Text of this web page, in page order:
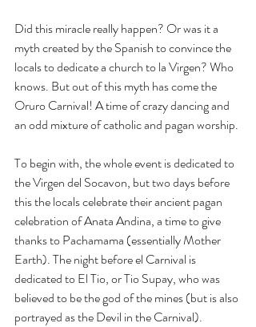
Did this miracle really happen? Or was it a
myth created by the Spanish to convince the
locals to dedicate a church to la Virgen? Who
knows. But out of this myth has come the
Oruro Carnival! A time of crazy dancing and
an odd mixture of catholic and pagan worship.
To begin with, the whole event is dedicated to
the Virgen del Socavon, but two days before
this the locals celebrate their ancient pagan
celebration of Anata Andina, a time to give
thanks to Pachamama (essentially Mother
Earth). The night before el Carnival is
dedicated to El Tio, or Tio Supay, who was
believed to be the god of the mines (but is also
portrayed as the Devil in the Carnival).